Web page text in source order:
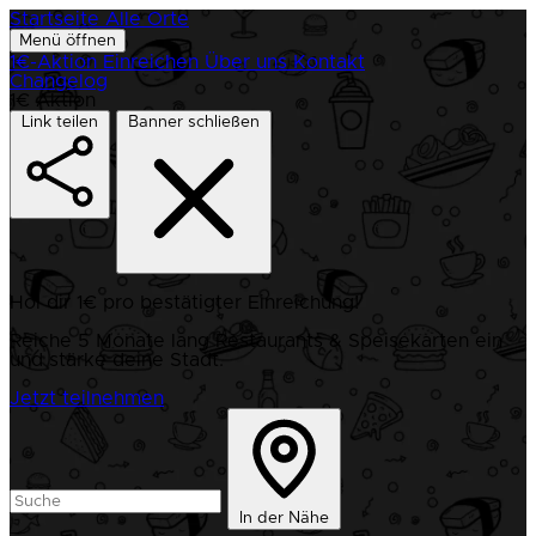
Startseite Alle Orte
Menü öffnen
1€-Aktion Einreichen Über uns Kontakt
Changelog
1€ Aktion
Link teilen Banner schließen
Hol dir 1€ pro bestätigter Einreichung!
Reiche 5 Monate lang Restaurants & Speisekarten ein
und stärke deine Stadt.
Jetzt teilnehmen
In der Nähe